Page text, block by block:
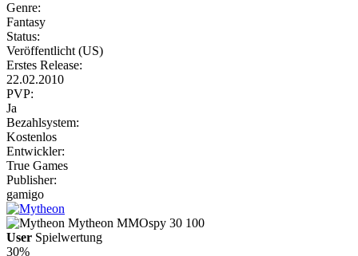
Genre:
Fantasy
Status:
Veröffentlicht (US)
Erstes Release:
22.02.2010
PVP:
Ja
Bezahlsystem:
Kostenlos
Entwickler:
True Games
Publisher:
gamigo
Mytheon MMOspy 30 100
User Spielwertung
30%